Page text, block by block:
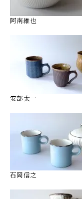
阿南維也
安部太一
石岡信之